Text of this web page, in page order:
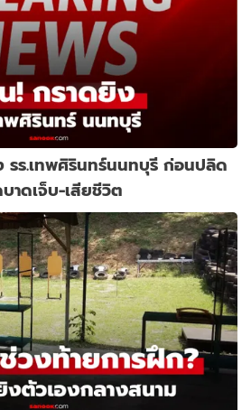
รร.เทพศิรินทร์นนทบุรี ก่อนปลิด
าดเจ็บ-เสียชีวิต